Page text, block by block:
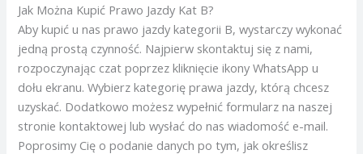
Jak Można Kupić Prawo Jazdy Kat B?
Aby kupić u nas prawo jazdy kategorii B, wystarczy wykonać
jedną prostą czynność. Najpierw skontaktuj się z nami,
rozpoczynając czat poprzez kliknięcie ikony WhatsApp u
dołu ekranu. Wybierz kategorię prawa jazdy, którą chcesz
uzyskać. Dodatkowo możesz wypełnić formularz na naszej
stronie kontaktowej lub wysłać do nas wiadomość e-mail.
Poprosimy Cię o podanie danych po tym, jak określisz